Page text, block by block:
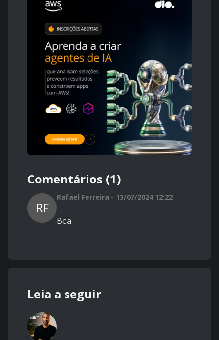
Comentários (1)
RF
Rafael Ferreira - 13/07/2024 12:22
Boa
Leia a seguir